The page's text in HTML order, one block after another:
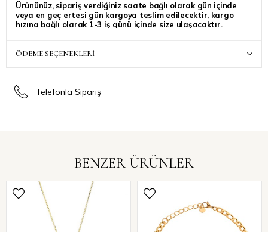
Ürününüz, sipariş verdiğiniz saate bağlı olarak gün içinde
veya en geç ertesi gün kargoya teslim edilecektir, kargo
hızına bağlı olarak 1-3 iş günü içinde size ulaşacaktır.
Atelier Muson ile stilinize ışıltı katmanız dilegiyle..
ÖDEME SEÇENEKLERI
Telefonla Sipariş
BENZER ÜRÜNLER